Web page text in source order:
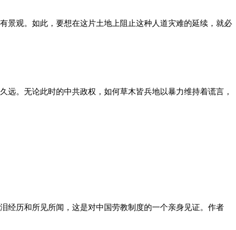
景观。如此，要想在这片土地上阻止这种人道灾难的延续，就必
。无论此时的中共政权，如何草木皆兵地以暴力维持着谎言，
经历和所见所闻，这是对中国劳教制度的一个亲身见证。作者